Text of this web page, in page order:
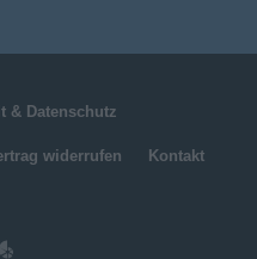
& Datenschutz
widerrufen Kontakt